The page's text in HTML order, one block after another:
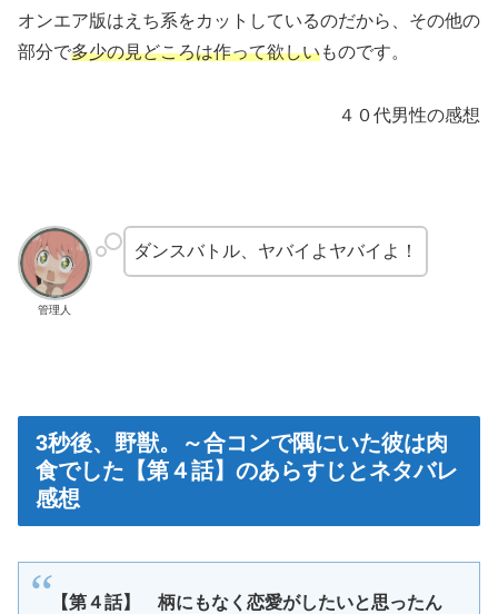
オンエア版はえち系をカットしているのだから、その他の
部分で多少の見どころは作って欲しいものです。
４０代男性の感想
管理人
ダンスバトル、ヤバイよヤバイよ！
3秒後、野獣。～合コンで隅にいた彼は肉
食でした【第４話】のあらすじとネタバレ
感想
【第４話】 柄にもなく恋愛がしたいと思ったん